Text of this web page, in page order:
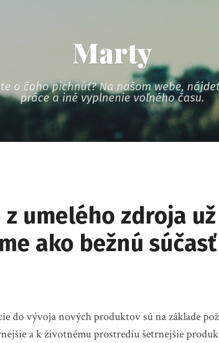
Marty
o čoho pichnúť? Na našom webe,
práce a iné vyplnenie voľného času.
umelého zdroja už
ako bežnú
do vývoja nových produktov sú na základe
a k životnému prostrediu šetrnejšie